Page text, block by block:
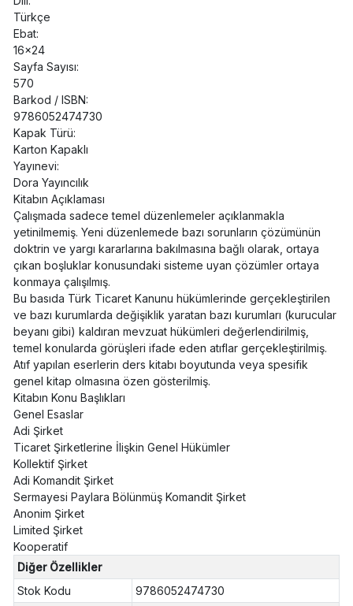
Türkçe
Ebat:
16x24
Sayfa Sayısı:
570
Barkod / ISBN:
9786052474730
Kapak Türü:
Karton Kapaklı
Yayınevi:
Dora Yayıncılık
Kitabın Açıklaması
Çalışmada sadece temel düzenlemeler açıklanmakla
yetinilmemiş. Yeni düzenlemede bazı sorunların çözümünün
doktrin ve yargı kararlarına bakılmasına bağlı olarak, ortaya
çıkan boşluklar konusundaki sisteme uyan çözümler ortaya
konmaya çalışılmış.
Bu basıda Türk Ticaret Kanunu hükümlerinde gerçekleştirilen
ve bazı kurumlarda değişiklik yaratan bazı kurumları (kurucular
beyanı gibi) kaldıran mevzuat hükümleri değerlendirilmiş,
temel konularda görüşleri ifade eden atıflar gerçekleştirilmiş.
Atıf yapılan eserlerin ders kitabı boyutunda veya spesifik
genel kitap olmasına özen gösterilmiş.
Kitabın Konu Başlıkları
Genel Esaslar
Adi Şirket
Ticaret Şirketlerine İlişkin Genel Hükümler
Kollektif Şirket
Adi Komandit Şirket
Sermayesi Paylara Bölünmüş Komandit Şirket
Anonim Şirket
Limited Şirket
Kooperatif
Diğer Özellikler
Stok Kodu
9786052474730